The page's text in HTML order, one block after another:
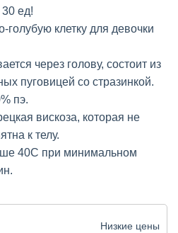
ед!
голубую клетку для девочки
через голову, состоит из
пуговицей со стразинкой.
пэ.
вискоза, которая не
к телу.
40С при минимальном
Низкие цены